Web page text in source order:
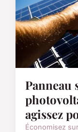
Panneau
agissez
Économisez